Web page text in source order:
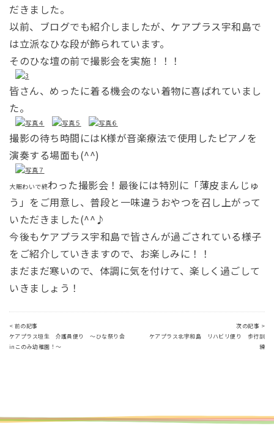
だきました。
以前、ブログでも紹介しましたが、ケアプラス宇和島で
は立派なひな段が飾られています。
そのひな壇の前で撮影会を実施！！！
皆さん、めったに着る機会のない着物に喜ばれていまし
た。
撮影の待ち時間にはK様が音楽療法で使用したピアノを
演奏する場面も(^^)
大賑わいで終わった撮影会！最後には特別に「薄皮まんじゅ
う」をご用意し、普段と一味違うおやつを召し上がって
いただきました(^^♪
今後もケアプラス宇和島で皆さんが過ごされている様子
をご紹介していきますので、お楽しみに！！
まだまだ寒いので、体調に気を付けて、楽しく過ごして
いきましょう！
< 前の記事
ケアプラス垣生 介護員便り ～ひな祭り会
inこのみ幼稚園！～
次の記事 >
ケアプラス北宇和島 リハビリ便り 歩行訓
練